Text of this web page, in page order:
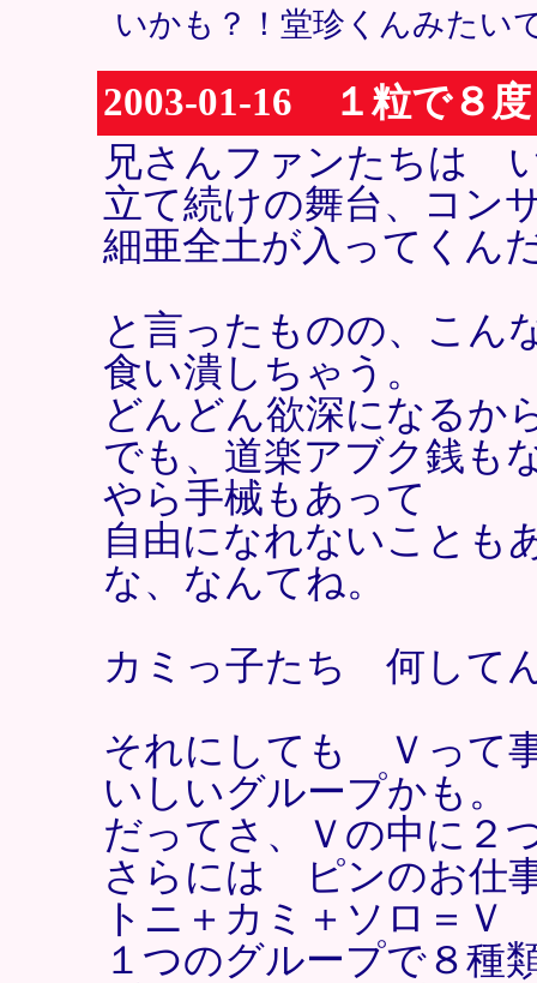
いかも？！堂珍くんみたい
2003-01-16 １粒で８
兄さんファンたちは
立て続けの舞台、コン
細亜全土が入ってくん
と言ったものの、こん
食い潰しちゃう。
どんどん欲深になる
でも、道楽アブク銭も
やら手械もあって
自由になれないことも
な、なんてね。
カミっ子たち 何して
それにしても Ｖって
いしいグループかも。
だってさ、Ｖの中に２
さらには ピンのお仕
トニ＋カミ＋ソロ＝Ｖ
１つのグループで８種